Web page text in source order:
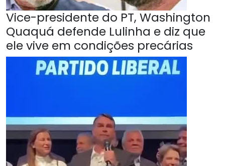
Vice-presidente do PT, Washington
Quaquá defende Lulinha e diz que
ele vive em condições precárias